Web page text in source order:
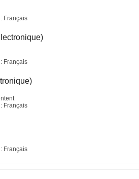
Français
Français
Français
Français